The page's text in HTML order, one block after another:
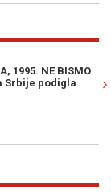
1995. NE BISMO
Srbije podigla